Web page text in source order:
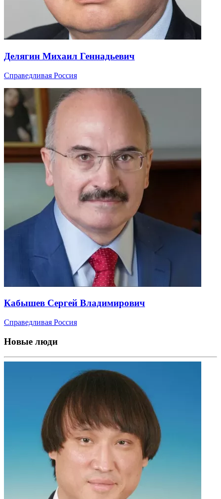
Делягин Михаил Геннадьевич
Справедливая Россия
Кабышев Сергей Владимирович
Справедливая Россия
Новые люди